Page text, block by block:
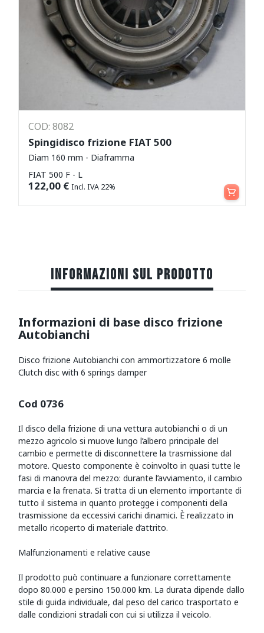
COD: 8082
Spingidisco frizione FIAT 500
Diam 160 mm - Diaframma
FIAT 500 F - L
122,00 € Incl. IVA 22% Aggiungi al carrello
INFORMAZIONI SUL PRODOTTO
Informazioni di base disco frizione
Autobianchi
Disco frizione Autobianchi con ammortizzatore 6 molle
Clutch disc with 6 springs damper
Cod 0736
Il disco della frizione di una vettura autobianchi o di un
mezzo agricolo si muove lungo l’albero principale del
cambio e permette di disconnettere la trasmissione dal
motore. Questo componente è coinvolto in quasi tutte le
fasi di manovra del mezzo: durante l’avviamento, il cambio
marcia e la frenata. Si tratta di un elemento importante di
tutto il sistema in quanto protegge i componenti della
trasmissione da eccessivi carichi dinamici. È realizzato in
metallo ricoperto di materiale d’attrito.
Malfunzionamenti e relative cause
Il prodotto può continuare a funzionare correttamente
dopo 80.000 e persino 150.000 km. La durata dipende dallo
stile di guida individuale, dal peso del carico trasportato e
dalle condizioni stradali con cui si utilizza il veicolo.